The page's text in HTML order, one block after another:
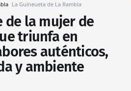
La Guineueta de La Rambla
de la mujer de
triunfa en
auténticos,
y ambiente